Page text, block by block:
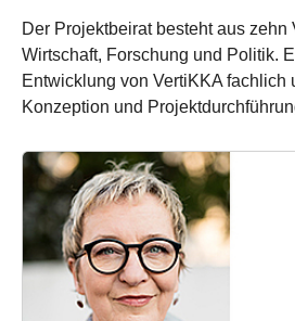
Der Projektbeirat besteht aus zehn
Wirtschaft, Forschung und Politik.
Entwicklung von VertiKKA fachlich
Konzeption und